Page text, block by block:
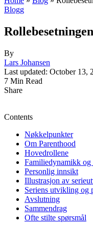
Blogg
By
Lars Johansen
Last updated: October 13,
7 Min Read
Share
Contents
Nøkkelpunkter
Om Parenthood
Hovedrollene
Familiedynamikk og
Personlig innsikt
Illustrasjon av
Seriens utvikling og
Avslutning
Sammendrag
Ofte stilte spørsmål